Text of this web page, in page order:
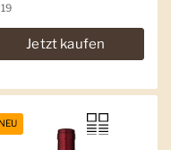
Jetzt kaufen
NEU